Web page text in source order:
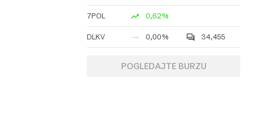
7POL 0,62%
DLKV 0,00% 34,455
POGLEDAJTE BURZU